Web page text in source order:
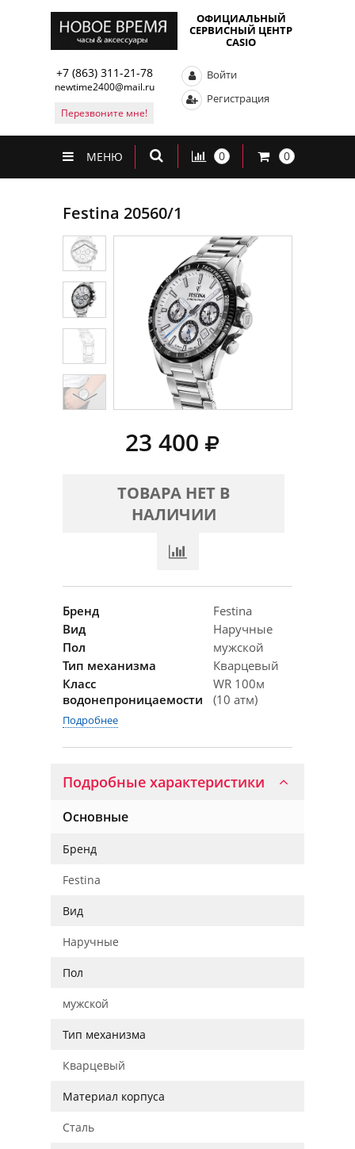
ОФИЦИАЛЬНЫЙ
СЕРВИСНЫЙ ЦЕНТР
CASIO
+7 (863) 311-21-78
newtime2400@mail.ru
Перезвоните мне!
Войти
Регистрация
МЕНЮ 0 0
Festina 20560/1
23 400
ТОВАРА НЕТ В
НАЛИЧИИ
Бренд
Festina
Вид
Наручные
Пол
мужской
Тип механизма
Кварцевый
Класс
водонепроницаемости
WR 100м
(10 атм)
Подробнее
Подробные характеристики
Основные
Бренд
Festina
Вид
Наручные
Пол
мужской
Тип механизма
Кварцевый
Материал корпуса
Сталь